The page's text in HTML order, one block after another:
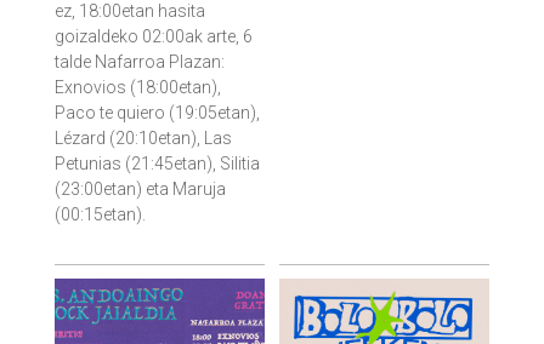
ez, 18:00etan hasita
goizaldeko 02:00ak arte, 6
talde Nafarroa Plazan:
Exnovios (18:00etan),
Paco te quiero (19:05etan),
Lézard (20:10etan), Las
Petunias (21:45etan), Silitia
(23:00etan) eta Maruja
(00:15etan).